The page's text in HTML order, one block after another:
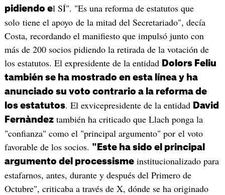
pidiendo el SÍ". "Es una reforma de estatutos que
solo tiene el apoyo de la mitad del Secretariado", decía
Costa, recordando el manifiesto que impulsó junto con
más de 200 socios pidiendo la retirada de la votación de
los estatutos. El expresidente de la entidad Dolors Feliu
también se ha mostrado en esta línea y ha
anunciado su voto contrario a la reforma de
los estatutos. El exvicepresidente de la entidad David
Fernàndeztambién ha criticado que Llach ponga la
"confianza" como el "principal argumento" por el voto
favorable de los socios. "Este ha sido el principal
argumento del processismeinstitucionalizado para
estafarnos, antes, durante y después del Primero de
Octubre", criticaba a través de X, dónde se ha originado